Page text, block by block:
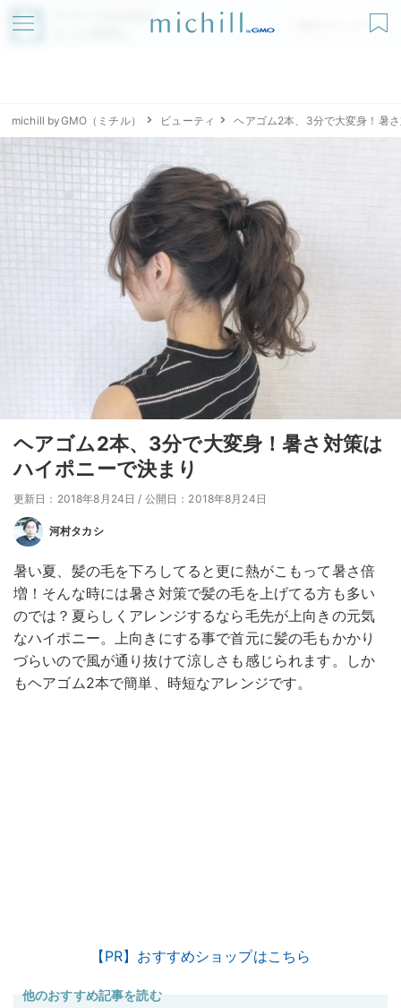
アプリでmichillが
無料ダウンロード
michill byGMO（ミチル） ビューティ ヘアゴム2本、3分で大変身！暑
ヘアゴム2本、3分で大変身！暑さ対策は
ハイポニーで決まり
更新日：2018年8月24日 / 公開日：2018年8月24日
河村タカシ
暑い夏、髪の毛を下ろしてると更に熱がこもって暑さ倍
増！そんな時には暑さ対策で髪の毛を上げてる方も多い
のでは？夏らしくアレンジするなら毛先が上向きの元気
なハイポニー。上向きにする事で首元に髪の毛もかかり
づらいので風が通り抜けて涼しさも感じられます。しか
もヘアゴム2本で簡単、時短なアレンジです。
【PR】おすすめショップはこちら
他のおすすめ記事を読む